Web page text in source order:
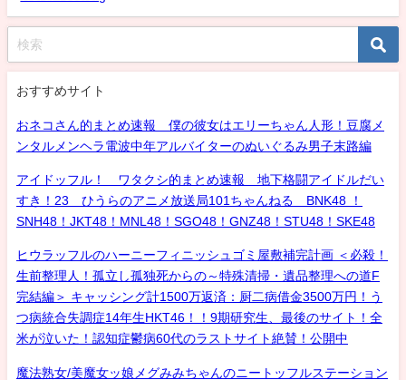
おすすめサイト
おネコさん的まとめ速報 僕の彼女はエリーちゃん人形！豆腐メ
ンタルメンヘラ電波中年アルバイターのぬいぐるみ男子末路編
アイドッフル！ ワタクシ的まとめ速報 地下格闘アイドルだい
すき！23 ひうらのアニメ放送局101ちゃんねる BNK48 ！
SNH48！JKT48！MNL48！SGO48！GNZ48！STU48！SKE48
ヒウラッフルのハーニーフィニッシュゴミ屋敷補完計画 ＜必殺！
生前整理人！孤立し孤独死からの～特殊清掃・遺品整理への道F
完結編＞ キャッシング計1500万返済：厨二病借金3500万円！う
つ病統合失調症14年生HKT46！！9期研究生、最後のサイト！全
米が泣いた！認知症鬱病60代のラストサイト絶賛！公開中
魔法熟女/美魔女ッ娘メグみみちゃんのニートッフルステーション